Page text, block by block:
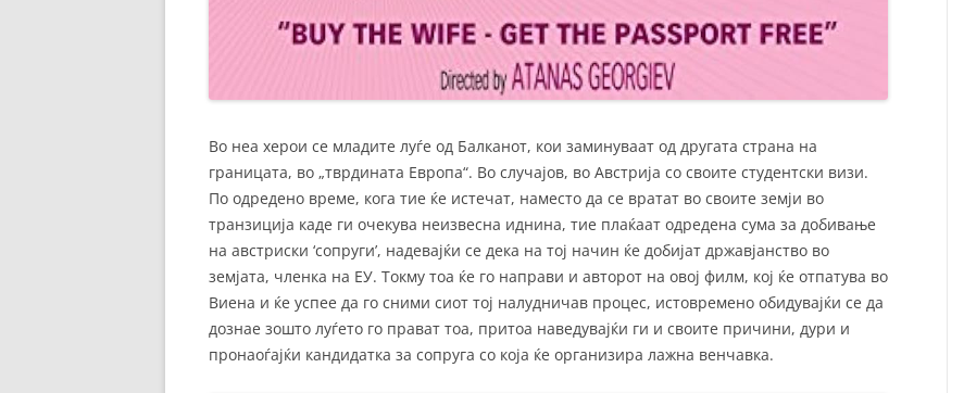
Во неа херои се младите луѓе од Балканот, кои заминуваат од другата страна на
границата, во „тврдината Европа“. Во случајов, во Австрија со своите студентски визи.
По одредено време, кога тие ќе истечат, наместо да се вратат во своите земји во
транзиција каде ги очекува неизвесна иднина, тие плаќаат одредена сума за добивање
на австриски ‘сопруги’, надевајќи се дека на тој начин ќе добијат државјанство во
земјата, членка на ЕУ. Токму тоа ќе го направи и авторот на овој филм, кој ќе отпатува во
Виена и ќе успее да го сними сиот тој налудничав процес, истовремено обидувајќи се да
дознае зошто луѓето го прават тоа, притоа наведувајќи ги и своите причини, дури и
пронаоѓајќи кандидатка за сопруга со која ќе организира лажна венчавка.